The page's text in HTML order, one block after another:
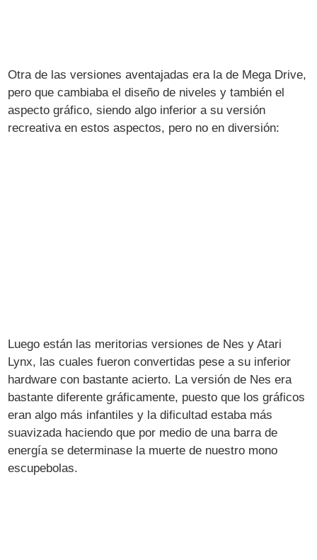
Otra de las versiones aventajadas era la de Mega Drive,
pero que cambiaba el diseño de niveles y también el
aspecto gráfico, siendo algo inferior a su versión
recreativa en estos aspectos, pero no en diversión:
Luego están las meritorias versiones de Nes y Atari
Lynx, las cuales fueron convertidas pese a su inferior
hardware con bastante acierto. La versión de Nes era
bastante diferente gráficamente, puesto que los gráficos
eran algo más infantiles y la dificultad estaba más
suavizada haciendo que por medio de una barra de
energía se determinase la muerte de nuestro mono
escupebolas.